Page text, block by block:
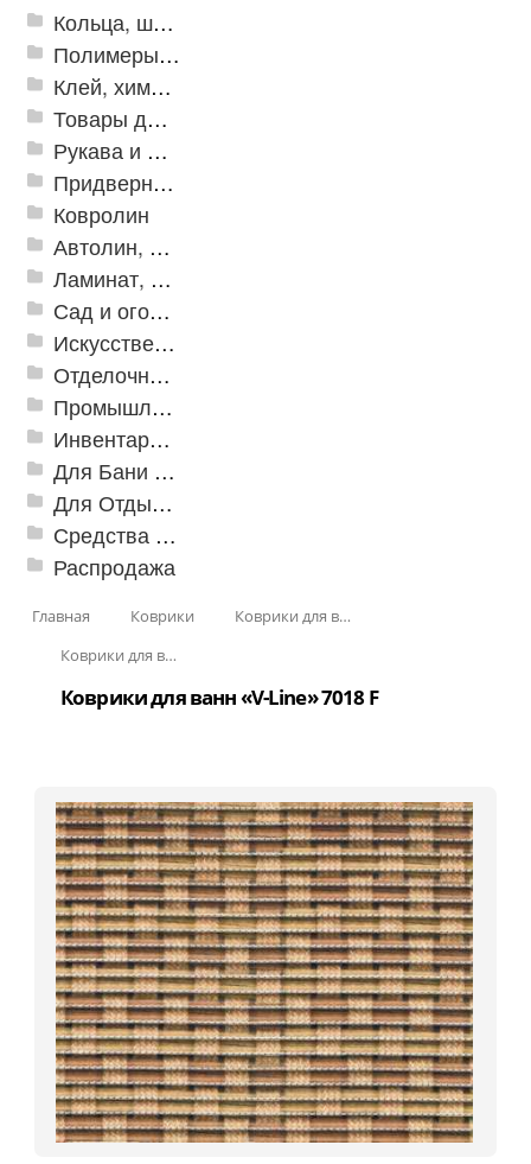
Кольца, шайбы, манжеты
Полимеры и пластики
Клей, химия, сопутствующие товары
Товары для дома
Рукава и шланги промышленные
Придверные решетки
Ковролин
Автолин, Транслин, Линолеум
Ламинат, Кварцвиниловая плитка SPC
Сад и огород
Искусственная трава
Отделочные профили
Промышленный текстиль
Инвентарь для клининга
Для Бани и Сауны
Для Отдыха и Пикника
Средства от насекомых и садовых вредителей
Распродажа
Главная Коврики
Коврики для ванн
Коврики для ванн «V-Line»
Коврики для ванн «V-Line» 7018 F